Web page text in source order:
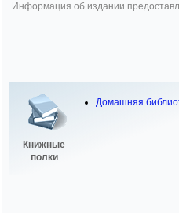
Информация об издании
Книжные
полки
Домашняя